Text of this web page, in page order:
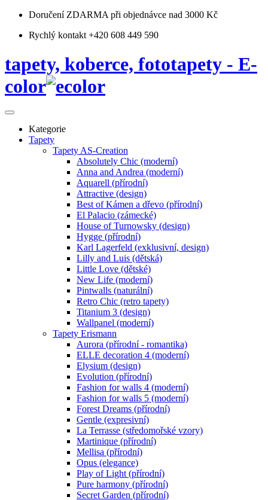
Doručení ZDARMA při objednávce nad 3000 Kč
Rychlý kontakt +420 608 449 590
tapety, koberce, fototapety - E-
color
Kategorie
Tapety
Tapety AS-Creation
Absolutely Chic (moderní)
Anna and Andrea (moderní)
Aquarell (přírodní)
Attractive (design)
Best of Kámen a dřevo (přírodní)
El Palacio (zámecké)
House of Turnowsky (design)
Hygge (přírodní)
Karl Lagerfeld (exklusivní, design)
Lilly and Luis (dětská)
Little Love (dětské)
New Life (moderní)
Pintwalls (naturální)
Retro Chic (retro tapety)
Titanium 3 (design)
Wallpanel (moderní)
Tapety Erismann
Aurora (přírodní - romantika)
ELLE decoration 4 (moderní)
Elysium (design)
Evolution (přírodní)
Fashion for walls 4 (moderní)
Fashion for walls 5 (moderní)
Forest Dreams (přírodní)
Gentle (expresivní)
La Terrasse (středomořské vzory)
Martinique (přírodní)
Mellisa (přírodní)
Opus (elegance)
Play of Light (přírodní)
Pure harmony (přírodní)
Secret Garden (přírodní)